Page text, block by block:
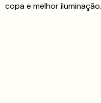
copa e melhor